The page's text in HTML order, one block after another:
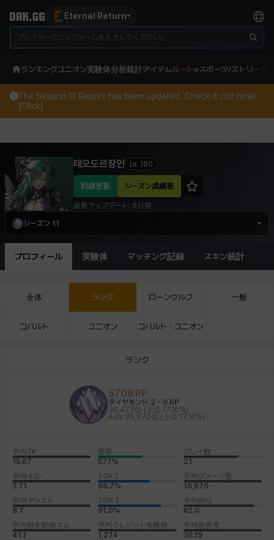
Eternal Return
ランキングユニオン実験体分析統計アイテムルートeスポーツ/ストリーマ
The Season 11 Report has been updated. Check it out now!
[Click]
테오도르장인
Lv. 190
戦績更新 シーズン成績表
最新アップデート: 6日前
シーズン 11
プロフィール 実験体 マッチング記録 スキン統計
全体 ランク ローンウルフ 一般
コバルト ユニオン コバルト・ユニオン
ランク
5709 RP
ダイヤモンド 2 - 9 RP
36,473位 (上位 17.16%)
Asia 35,670位 (上位 17.16%)
平均TK
15.67
勝率
57.1%
プレイ数
21
平均キル
3.71
TOP 2
66.7%
平均ダメージ量
16,976
平均アシスト
8.7
TOP 3
81.0%
平均順位
#2.0
平均野生動物キル
41.1
平均クレジットを獲得
1,274
平均視界度
38.19